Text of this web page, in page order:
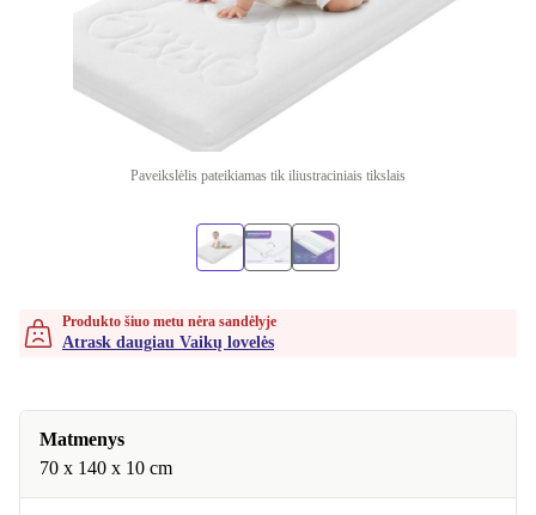
Paveikslėlis pateikiamas tik iliustraciniais tikslais
Produkto šiuo metu nėra sandėlyje
Atrask daugiau Vaikų lovelės
Matmenys
70 x 140 x 10 cm